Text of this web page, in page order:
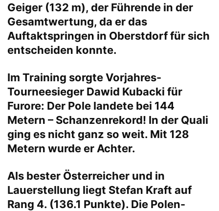
Geiger (132 m), der Führende in der
Gesamtwertung, da er das
Auftaktspringen in Oberstdorf für sich
entscheiden konnte.
Im Training sorgte Vorjahres-
Tourneesieger Dawid Kubacki für
Furore: Der Pole landete bei 144
Metern – Schanzenrekord! In der Quali
ging es nicht ganz so weit. Mit 128
Metern wurde er Achter.
Als bester Österreicher und in
Lauerstellung liegt Stefan Kraft auf
Rang 4. (136.1 Punkte). Die Polen-